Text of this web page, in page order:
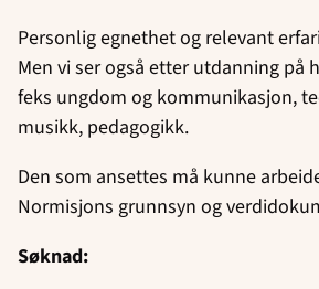
Personlig egnethet og relevant
Men vi ser også etter utdanning på
feks ungdom og kommunikasjon,
musikk, pedagogikk.
Den som ansettes må kunne
Normisjons grunnsyn og
Søknad: